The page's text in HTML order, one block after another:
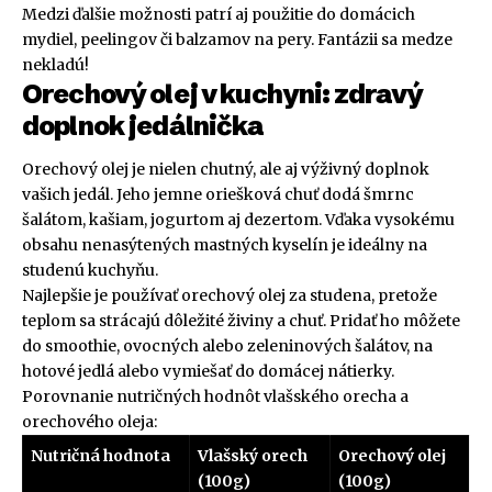
Medzi ďalšie možnosti patrí aj použitie do domácich
mydiel, peelingov či balzamov na pery. Fantázii sa medze
nekladú!
Orechový olej v kuchyni: zdravý
doplnok jedálnička
Orechový olej je nielen chutný, ale aj výživný doplnok
vašich jedál. Jeho jemne oriešková chuť dodá šmrnc
šalátom, kašiam, jogurtom aj dezertom. Vďaka vysokému
obsahu nenasýtených mastných kyselín je ideálny na
studenú kuchyňu.
Najlepšie je používať orechový olej za studena, pretože
teplom sa strácajú dôležité živiny a chuť. Pridať ho môžete
do smoothie, ovocných alebo zeleninových šalátov, na
hotové jedlá alebo vymiešať do domácej nátierky.
Porovnanie nutričných hodnôt vlašského orecha a
orechového oleja:
Nutričná hodnota
Vlašský orech
(100g)
Orechový olej
(100g)